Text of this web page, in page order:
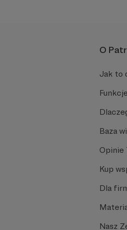
O
Jak to
Baza
Opinie
Kup
Dla
Nasz